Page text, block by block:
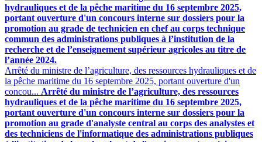
hydrauliques et de la pêche maritime du 16 septembre 2025,
portant ouverture d'un concours interne sur dossiers pour la
promotion au grade de technicien en chef au corps technique
commun des administrations publiques à l’institution de la
recherche et de l’enseignement supérieur agricoles au titre de
l’année 2024.
Arrêté du ministre de l’agriculture, des ressources hydrauliques et de
la pêche maritime du 16 septembre 2025, portant ouverture d'un
concou... Arrêté du ministre de l’agriculture, des ressources
hydrauliques et de la pêche maritime du 16 septembre 2025,
portant ouverture d'un concours interne sur dossiers pour la
promotion au grade d'analyste central au corps des analystes et
des techniciens de l'informatique des administrations publiques